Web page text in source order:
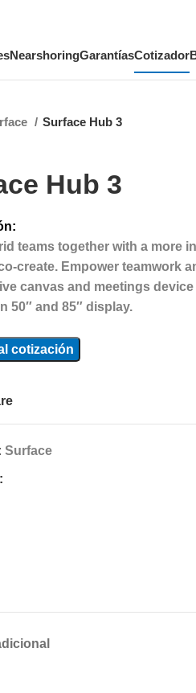
NearshoringGarantíasCotizador
Surface Hub 3
Hub 3
teams together with a more
create. Empower teamwork
canvas and meetings
50″ and 85″ display.
cotización
Surface